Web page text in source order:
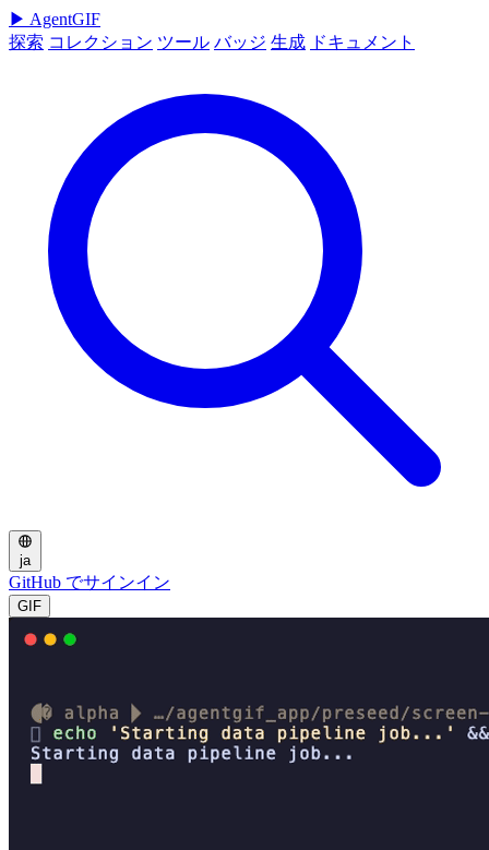
▶ AgentGIF
探索 コレクション ツール バッジ 生成 ドキュメント
ja
GitHub でサインイン
GIF